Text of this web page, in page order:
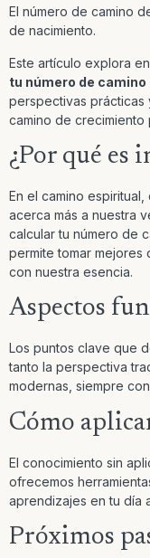
El número de camino
de nacimiento.
Este artículo explora
tu número de
perspectivas prácticas
camino de crecimiento
¿Por qué es
En el camino
acerca más a nuestra
calcular tu número de
permite tomar mejores
con nuestra esencia.
Aspectos
Los puntos clave que
tanto la perspectiva
modernas, siempre
Cómo
El conocimiento sin
ofrecemos
aprendizajes en tu día
Próximos